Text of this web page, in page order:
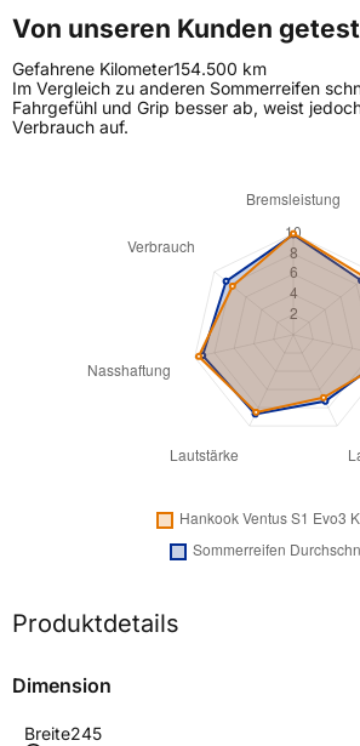
Von unseren Kunden
Gefahrene Kilometer154.500 km
Im Vergleich zu anderen Sommerreifen
Fahrgefühl und Grip besser ab, weist
Verbrauch auf.
Produktdetails
Dimension
Breite245